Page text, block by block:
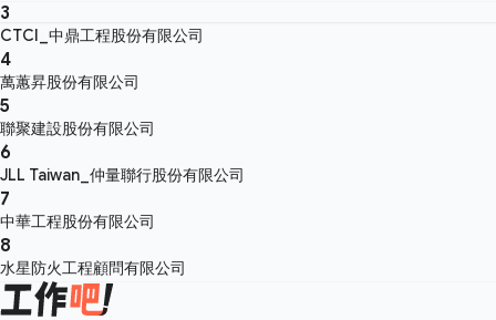
3
CTCI_中鼎工程股份有限公司
4
萬蕙昇股份有限公司
5
聯聚建設股份有限公司
6
JLL Taiwan_仲量聯行股份有限公司
7
中華工程股份有限公司
8
水星防火工程顧問有限公司